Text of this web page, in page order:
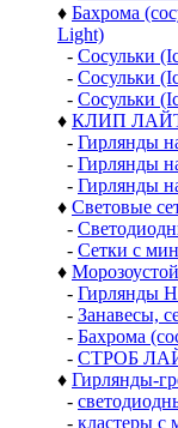
♦ Бахрома
Light)
- Сосульки
- Сосульки
- Сосульки
♦ КЛИП ЛАЙТ
- Гирлянды
- Гирлянды
- Гирлянды
♦ Световые
-
- Сетки с
♦
- Гирлянды
- Занавесы,
- Бахрома
- СТРОБ
♦ Гирлянды-
-
- кластеры с